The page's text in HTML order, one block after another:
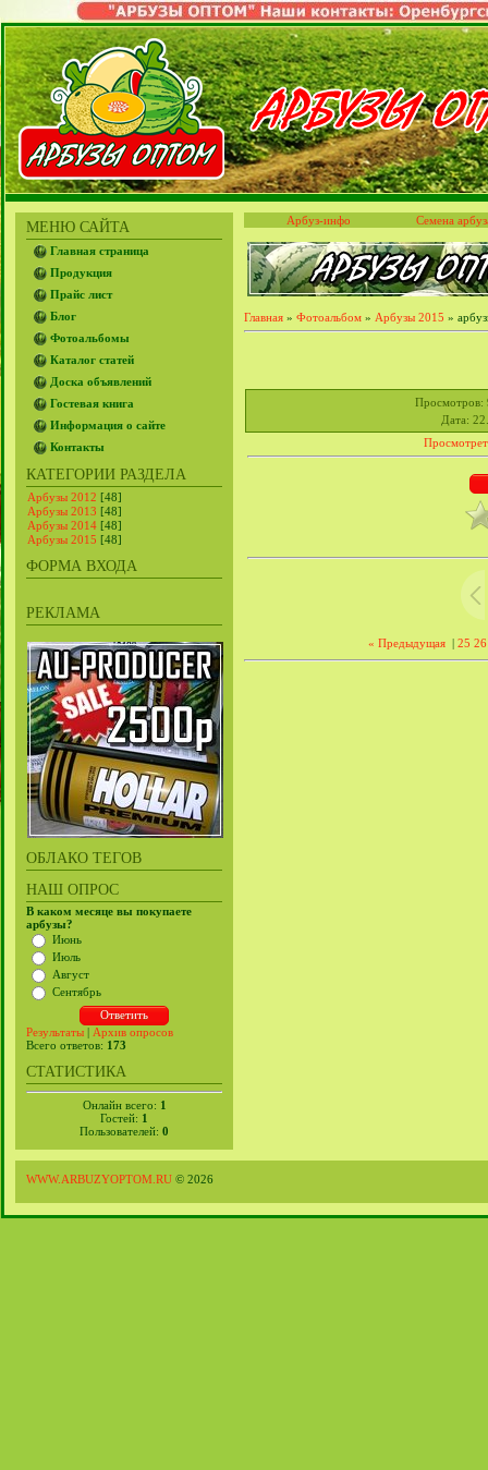
МЕНЮ САЙТА
Главная страница
Продукция
Прайс лист
Блог
Фотоальбомы
Каталог статей
Доска объявлений
Гостевая книга
Информация о сайте
Контакты
КАТЕГОРИИ РАЗДЕЛА
Арбузы 2012 [48]
Арбузы 2013 [48]
Арбузы 2014 [48]
Арбузы 2015 [48]
ФОРМА ВХОДА
РЕКЛАМА
ОБЛАКО ТЕГОВ
НАШ ОПРОС
В каком месяце вы покупаете
арбузы?
Июнь
Июль
Август
Сентябрь
Результаты | Архив опросов
Всего ответов: 173
СТАТИСТИКА
Онлайн всего: 1
Гостей: 1
Пользователей: 0
Арбуз-инфо Семена
Главная » Фотоальбом » Арбузы 2015 »
Просмотров:
Дата:
« Предыдущая | 25 26
WWW.ARBUZYOPTOM.RU © 2026